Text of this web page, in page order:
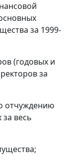
за 1999-
(годовых и
за
отчуждению
весь